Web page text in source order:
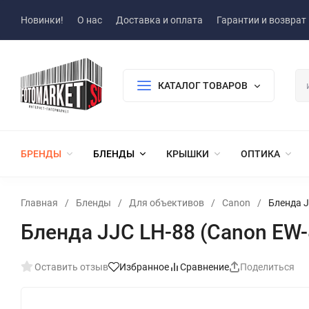
Новинки! О нас Доставка и оплата Гарантии и возврат
КАТАЛОГ ТОВАРОВ
БРЕНДЫ БЛЕНДЫ КРЫШКИ ОПТИКА
Главная / Бленды / Для объективов / Canon / Бленда
Бленда JJC LH-88 (Canon
Оставить отзыв Избранное Сравнение Поделиться